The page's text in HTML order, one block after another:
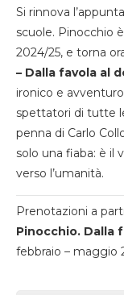
Si rinnova
scuole. Pinocchio
2024/25, e torna
– Dalla favola al
ironico e
spettatori di tutte
penna di Carlo
solo una fiaba: è il
verso l’umanità.
Prenotazioni a
Pinocchio. Dalla
febbraio – maggio